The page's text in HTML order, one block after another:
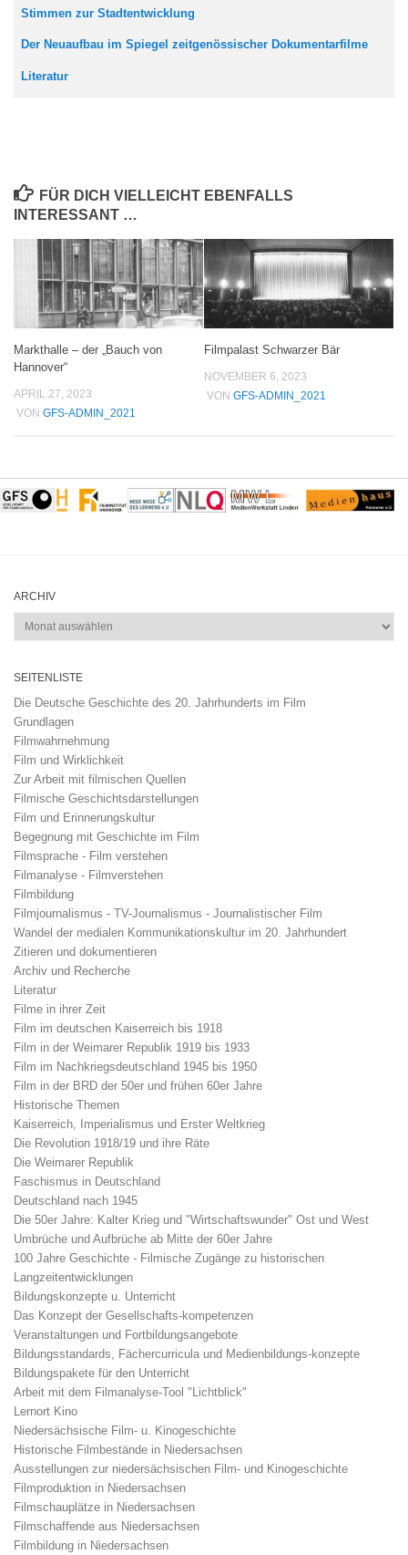
Stimmen zur Stadtentwicklung
Der Neuaufbau im Spiegel zeitgenössischer Dokumentarfilme
Literatur
FÜR DICH VIELLEICHT EBENFALLS
INTERESSANT …
Markthalle – der „Bauch von
Hannover“
APRIL 27, 2023
VON GFS-ADMIN_2021
Filmpalast Schwarzer Bär
NOVEMBER 6, 2023
VON GFS-ADMIN_2021
ARCHIV
Archiv
SEITENLISTE
Die Deutsche Geschichte des 20. Jahrhunderts im Film
Grundlagen
Filmwahrnehmung
Film und Wirklichkeit
Zur Arbeit mit filmischen Quellen
Filmische Geschichtsdarstellungen
Film und Erinnerungskultur
Begegnung mit Geschichte im Film
Filmsprache - Film verstehen
Filmanalyse - Filmverstehen
Filmbildung
Filmjournalismus - TV-Journalismus - Journalistischer Film
Wandel der medialen Kommunikationskultur im 20. Jahrhundert
Zitieren und dokumentieren
Archiv und Recherche
Literatur
Filme in ihrer Zeit
Film im deutschen Kaiserreich bis 1918
Film in der Weimarer Republik 1919 bis 1933
Film im Nachkriegsdeutschland 1945 bis 1950
Film in der BRD der 50er und frühen 60er Jahre
Historische Themen
Kaiserreich, Imperialismus und Erster Weltkrieg
Die Revolution 1918/19 und ihre Räte
Die Weimarer Republik
Faschismus in Deutschland
Deutschland nach 1945
Die 50er Jahre: Kalter Krieg und "Wirtschaftswunder" Ost und West
Umbrüche und Aufbrüche ab Mitte der 60er Jahre
100 Jahre Geschichte - Filmische Zugänge zu historischen
Langzeitentwicklungen
Bildungskonzepte u. Unterricht
Das Konzept der Gesellschafts-kompetenzen
Veranstaltungen und Fortbildungsangebote
Bildungsstandards, Fächercurricula und Medienbildungs-konzepte
Bildungspakete für den Unterricht
Arbeit mit dem Filmanalyse-Tool "Lichtblick"
Lernort Kino
Niedersächsische Film- u. Kinogeschichte
Historische Filmbestände in Niedersachsen
Ausstellungen zur niedersächsischen Film- und Kinogeschichte
Filmproduktion in Niedersachsen
Filmschauplätze in Niedersachsen
Filmschaffende aus Niedersachsen
Filmbildung in Niedersachsen